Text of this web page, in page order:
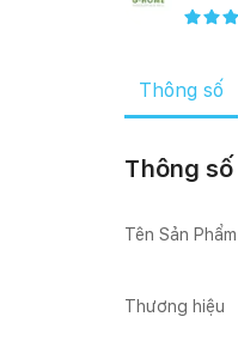
Thông số
Thông
Tên Sản Phẩm
Thương hiệu